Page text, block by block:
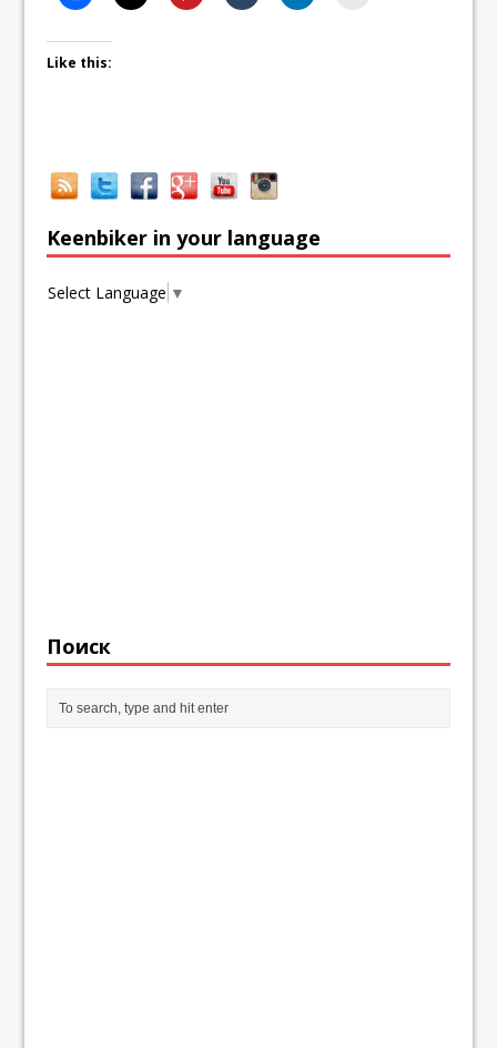
Like this:
Keenbiker in your language
Select Language ▼
Поиск